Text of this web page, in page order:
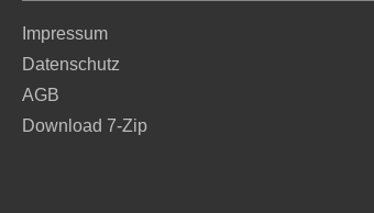
Impressum
Datenschutz
AGB
Download 7-Zip